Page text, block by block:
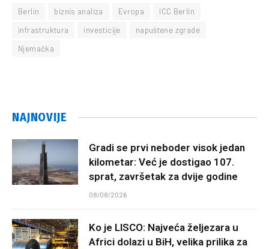
Berlin biznis analiza Evropa
ICC Berlin
infrastruktura
investicije
napuštene zgrade
Njemačka
NAJNOVIJE
Gradi se prvi neboder visok jedan
kilometar: Već je dostigao 107.
sprat, završetak za dvije godine
08/08/2026
Ko je LISCO: Najveća željezara u
Africi dolazi u BiH, velika prilika za